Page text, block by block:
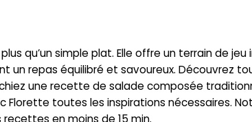
qu’un simple plat. Elle offre un terrain de
un repas équilibré et savoureux. Découvrez
une recette de salade composée
Florette toutes les inspirations nécessaires.
en moins de 15 min.